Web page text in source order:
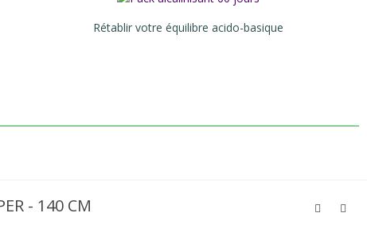
Rétablir votre équilibre acido-basique
- 140 CM